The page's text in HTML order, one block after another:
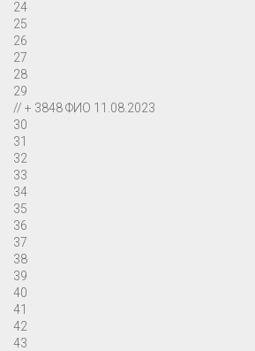
24
25
26
27
28
29
// + 3848 ФИО 11.08.2023
30
31
32
33
34
35
36
37
38
39
40
41
42
43